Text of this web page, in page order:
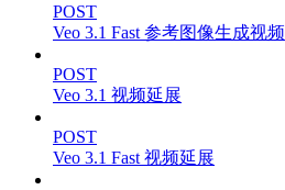
POST
Veo 3.1 Fast 参考图像生成视频
POST
Veo 3.1 视频延展
POST
Veo 3.1 Fast 视频延展